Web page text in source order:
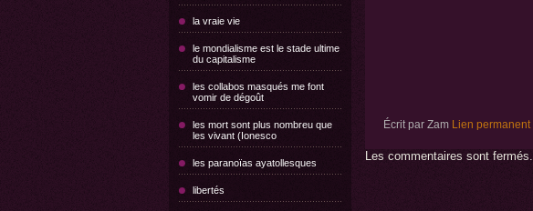
la vraie vie
le mondialisme est le stade ultime
du capitalisme
les collabos masqués me font
vomir de dégoût
les mort sont plus nombreu que
les vivant (Ionesco
les paranoïas ayatollesques
libertés
Écrit par Zam Lien permanent|
Les commentaires sont fermés.